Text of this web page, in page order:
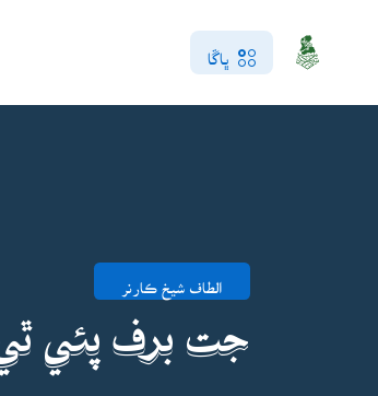
ڀاڱا
الطاف شيخ ڪارنر
جت برف پئي